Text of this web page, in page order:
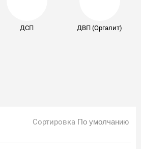
ДСП ДВП (Оргалит)
Сортировка